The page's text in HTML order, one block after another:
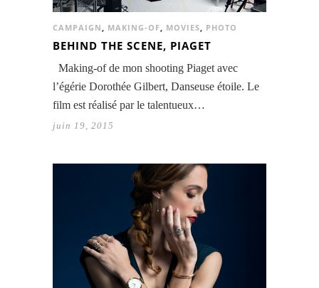
CAMPAIGN, MAKING-OF, MOVIES, PHOTO
BEHIND THE SCENE, PIAGET
Making-of de mon shooting Piaget avec
l’égérie Dorothée Gilbert, Danseuse étoile. Le
film est réalisé par le talentueux…
juin 19, 2015